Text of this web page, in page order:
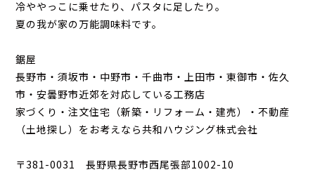
冷ややっこに乗せたり、パスタに足したり。
夏の我が家の万能調味料です。
鋸屋
長野市・須坂市・中野市・千曲市・上田市・東御市・佐久
市・安曇野市近郊を対応している工務店
家づくり・注文住宅（新築・リフォーム・建売）・不動産
（土地探し）をお考えなら共和ハウジング株式会社
〒381-0031 長野県長野市西尾張部1002-10